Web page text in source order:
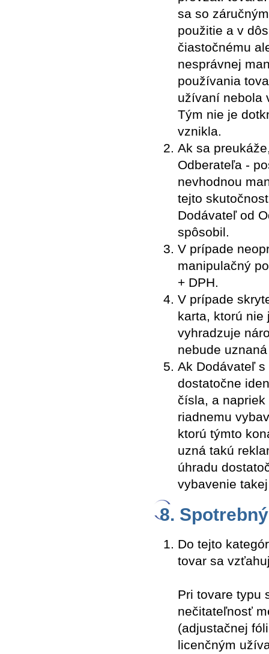
sa so
použitie a v
čiastočnému
nesprávnej
používania
užívaní nebola
Tým nie je
vznikla.
Ak sa
Odberateľa -
nevhodnou
tejto
Dodávateľ od
spôsobil.
V prípade
manipulačný
+ DPH.
V prípade
karta, ktorú
vyhradzuje
nebude
Ak Dodávateľ
dostatočne
čísla, a
riadnemu
ktorú týmto
uzná takú
úhradu
vybavenie
8.
Do tejto
tovar sa
Pri tovare typu
nečitateľnosť
(adjustačnej
licenčným